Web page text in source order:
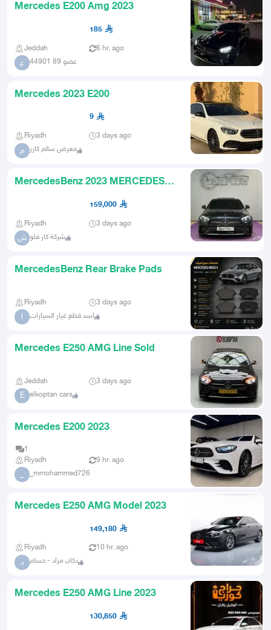
Mercedes E200 Amg 2023
185
Jeddah 6 hr. ago
ع عضو 89 44901
Mercedes 2023 E200
9
Riyadh 3 days ago
م معرض سالم كارز
MercedesBenz 2023 MERCEDES
159,000
Riyadh 3 days ago
ش شركة كار فلو
MercedesBenz Rear Brake Pads
Riyadh 3 days ago
ا اسد قطع غيار السيارات
Mercedes E250 AMG Line Sold
Jeddah 3 days ago
E elkoptan cars
Mercedes E200 2023
1
Riyadh
9 hr. ago
_mmohammed726
Mercedes E250 AMG Model 2023
149,180
Riyadh 10 hr. ago
د دكان مزاد - حسام
Mercedes E250 AMG Line 2023
130,850